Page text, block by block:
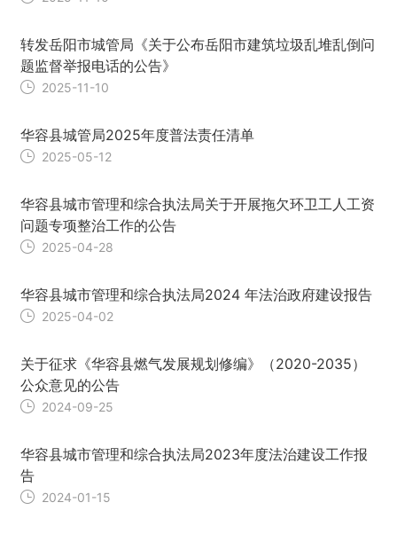
转发岳阳市城管局《关于公布岳阳市建筑垃圾乱堆乱倒问
题监督举报电话的公告》
2025-11-10
华容县城管局2025年度普法责任清单
2025-05-12
华容县城市管理和综合执法局关于开展拖欠环卫工人工资
问题专项整治工作的公告
2025-04-28
华容县城市管理和综合执法局2024 年法治政府建设报告
2025-04-02
关于征求《华容县燃气发展规划修编》（2020-2035）
公众意见的公告
2024-09-25
华容县城市管理和综合执法局2023年度法治建设工作报
告
2024-01-15